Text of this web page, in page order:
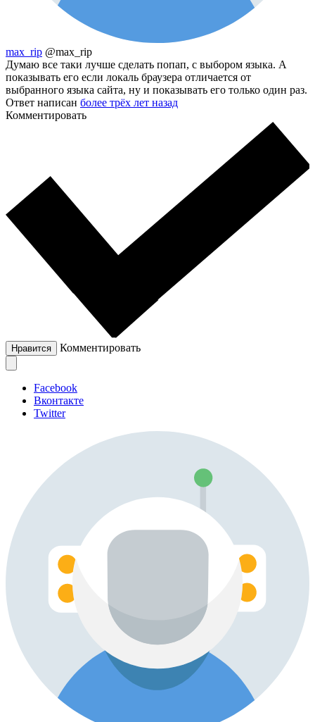
max_rip @max_rip
Думаю все таки лучше сделать попап, с выбором языка. А
показывать его если локаль браузера отличается от
выбранного языка сайта, ну и показывать его только один раз.
Ответ написан более трёх лет назад
Комментировать
Нравится Комментировать
Facebook
Вконтакте
Twitter